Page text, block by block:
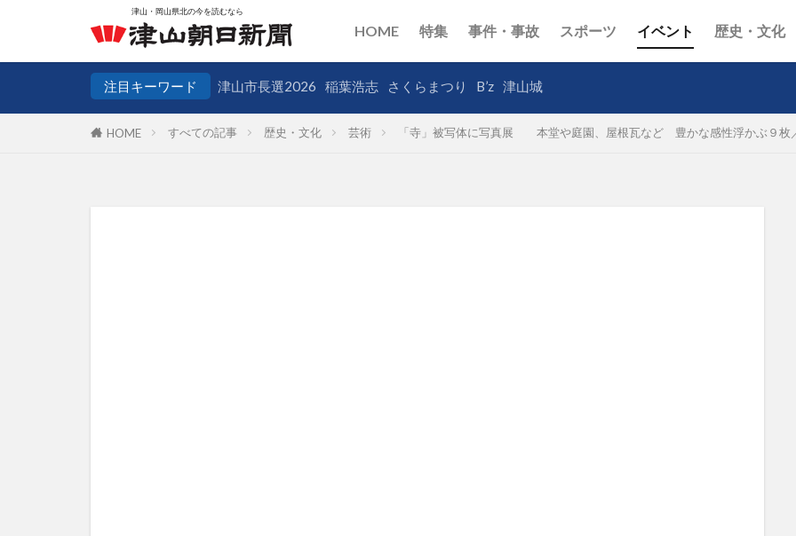
HOME 特集 事件・事故 スポーツ イベント 歴史・文化
注目キーワード 津山市長選2026 稲葉浩志 さくらまつり B’z 津山城
HOME すべての記事 歴史・文化 芸術 「寺」被写体に写真展 本堂や庭園、屋根瓦など 豊かな感性浮かぶ９枚